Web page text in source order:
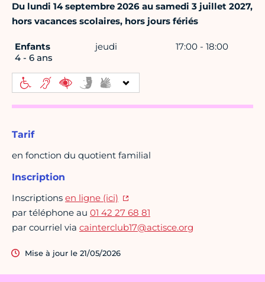
Du lundi 14 septembre 2026 au samedi 3 juillet 2027,
hors vacances scolaires, hors jours fériés
Enfants
4 - 6 ans
jeudi 17:00 - 18:00
Tarif
en fonction du quotient familial
Inscription
Inscriptions en ligne (ici)
par téléphone au 01 42 27 68 81
par courriel via cainterclub17@actisce.org
Mise à jour le 21/05/2026